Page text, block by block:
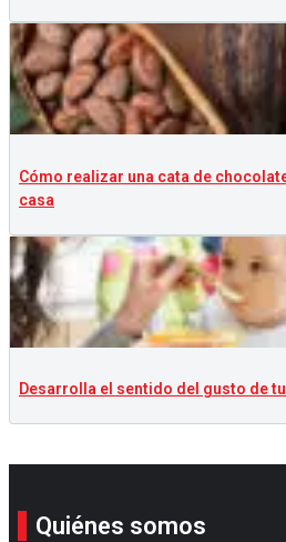
Cómo realizar una cata de
casa
Desarrolla el sentido del gusto de
Quiénes somos